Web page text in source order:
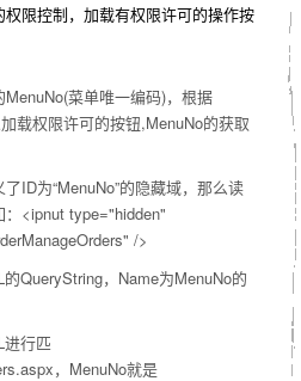
限控制，加载有权限许可的操作按
菜单唯一编码)，根据
载权限许可的按钮,MenuNo的获取
ID为“MenuNo”的隐藏域，那么读
<ipnut type="hidden"
/>
QueryString，Name为MenuNo的
行匹
，MenuNo就是